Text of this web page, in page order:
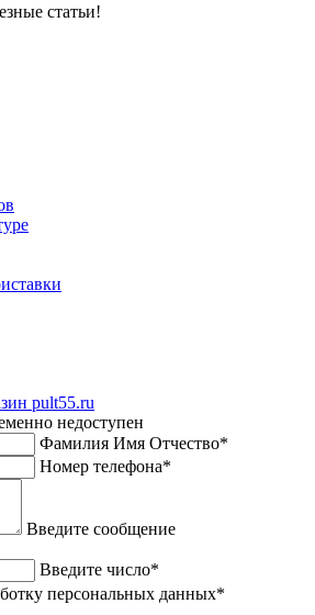
статьи!
pult55.ru
недоступен
Фамилия Имя Отчество*
Номер телефона*
Введите сообщение
Введите число*
персональных данных*